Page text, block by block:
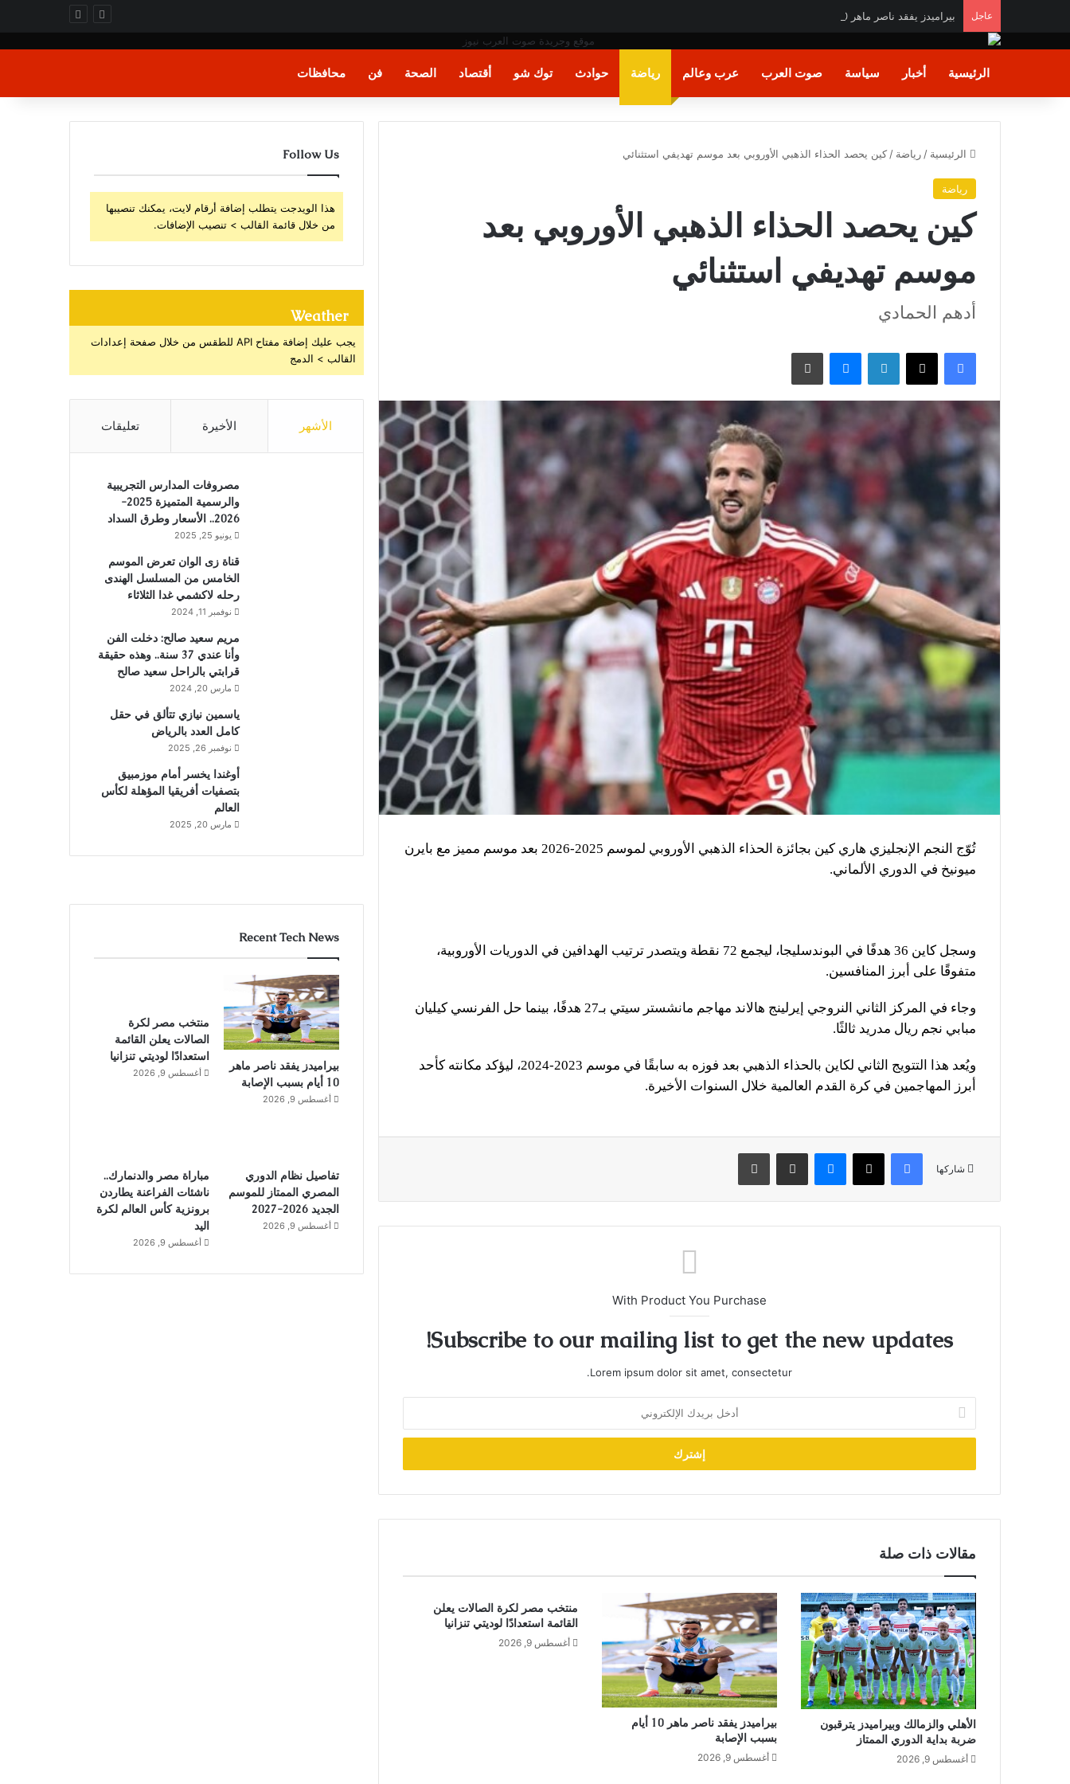
عاجل بيراميدز يفقد ناصر ماهر 10 أيام بسبب الإصابة
الرئيسية أخبار سياسة صوت العرب عرب وعالم رياضة حوادث توك شو أقتصاد الصحة فن محافظات
الرئيسية / رياضة / كين يحصد الحذاء الذهبي الأوروبي بعد موسم تهديفي استثنائي
رياضة
كين يحصد الحذاء الذهبي الأوروبي بعد
موسم تهديفي استثنائي
أدهم الحمادي
فيسبوك X لينكدإن ماسنجر طباعة
تُوّج النجم الإنجليزي هاري كين بجائزة الحذاء الذهبي الأوروبي لموسم 2025-2026 بعد موسم مميز مع بايرن
ميونيخ في الدوري الألماني.
وسجل كاين 36 هدفًا في البوندسليجا، ليجمع 72 نقطة ويتصدر ترتيب الهدافين في الدوريات الأوروبية،
متفوقًا على أبرز المنافسين.
وجاء في المركز الثاني النروجي إيرلينج هالاند مهاجم مانشستر سيتي بـ27 هدفًا، بينما حل الفرنسي كيليان
مبابي نجم ريال مدريد ثالثًا.
ويُعد هذا التتويج الثاني لكاين بالحذاء الذهبي بعد فوزه به سابقًا في موسم 2023-2024، ليؤكد مكانته كأحد
أبرز المهاجمين في كرة القدم العالمية خلال السنوات الأخيرة.
شاركها
فيسبوك X ماسنجر مشاركة عبر البريد طباعة
With Product You Purchase
Subscribe to our mailing list to get the new updates!
Lorem ipsum dolor sit amet, consectetur.
بريدك
الإلكتروني
مقالات ذات صلة
الأهلي والزمالك وبيراميدز يترقبون
ضربة بداية الدوري الممتاز
أغسطس 9, 2026
بيراميدز يفقد ناصر ماهر 10 أيام
بسبب الإصابة
أغسطس 9, 2026
منتخب مصر لكرة الصالات يعلن
القائمة استعدادًا لوديتي تنزانيا
أغسطس 9, 2026
Follow Us
هذا الويدجت يتطلب إضافة أرقام لايت، يمكنك تنصيبها
من خلال قائمة القالب > تنصيب الإضافات.
Weather
يجب عليك إضافة مفتاح API للطقس من خلال صفحة إعدادات
القالب > الدمج
الأشهر الأخيرة تعليقات
مصروفات المدارس التجريبية
والرسمية المتميزة 2025-
2026.. الأسعار وطرق السداد
يونيو 25, 2025
قناة زى الوان تعرض الموسم
الخامس من المسلسل الهندى
رحله لاكشمي غدا الثلاثاء
نوفمبر 11, 2024
مريم سعيد صالح: دخلت الفن
وأنا عندي 37 سنة.. وهذه حقيقة
قرابتي بالراحل سعيد صالح
مارس 20, 2024
ياسمين نيازي تتألق في حقل
كامل العدد بالرياض
نوفمبر 26, 2025
أوغندا يخسر أمام موزمبيق
بتصفيات أفريقيا المؤهلة لكأس
العالم
مارس 20, 2025
Recent Tech News
بيراميدز يفقد ناصر ماهر
10 أيام بسبب الإصابة
أغسطس 9, 2026
منتخب مصر لكرة
الصالات يعلن القائمة
استعدادًا لوديتي تنزانيا
أغسطس 9, 2026
تفاصيل نظام الدوري
المصري الممتاز للموسم
الجديد 2026-2027
أغسطس 9, 2026
مباراة مصر والدنمارك..
ناشئات الفراعنة يطاردن
برونزية كأس العالم لكرة
اليد
أغسطس 9, 2026